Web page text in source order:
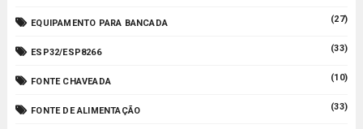
EQUIPAMENTO PARA BANCADA (27)
ESP32/ESP8266 (33)
FONTE CHAVEADA (10)
FONTE DE ALIMENTAÇÃO (33)